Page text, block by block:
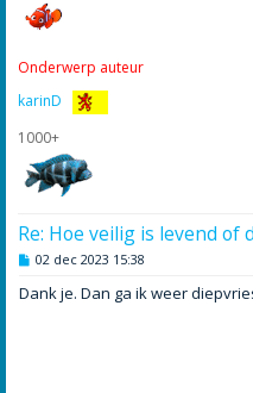
Onderwerp auteur
karinD
1000+
Re: Hoe veilig is levend of
B
r
i
02 dec 2023 15:38
Dank je. Dan ga ik weer